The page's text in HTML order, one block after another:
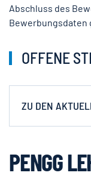
Abschluss des
Bewerbungsdaten
OFFENE
ZU DEN
PENGG